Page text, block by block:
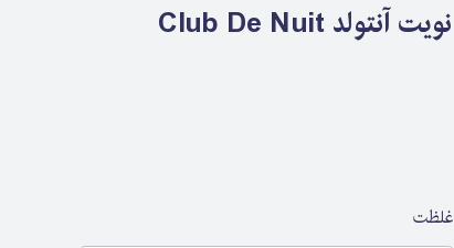
ادکلن ادوپرفیوم زنانه و مردانه کلاب د نویت آنتولد Club De Nuit
غلظت